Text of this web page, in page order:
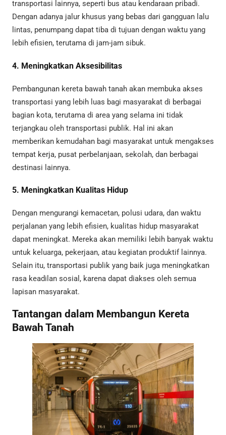
transportasi lainnya, seperti bus atau kendaraan pribadi.
Dengan adanya jalur khusus yang bebas dari gangguan lalu
lintas, penumpang dapat tiba di tujuan dengan waktu yang
lebih efisien, terutama di jam-jam sibuk.
4. Meningkatkan Aksesibilitas
Pembangunan kereta bawah tanah akan membuka akses
transportasi yang lebih luas bagi masyarakat di berbagai
bagian kota, terutama di area yang selama ini tidak
terjangkau oleh transportasi publik. Hal ini akan
memberikan kemudahan bagi masyarakat untuk mengakses
tempat kerja, pusat perbelanjaan, sekolah, dan berbagai
destinasi lainnya.
5. Meningkatkan Kualitas Hidup
Dengan mengurangi kemacetan, polusi udara, dan waktu
perjalanan yang lebih efisien, kualitas hidup masyarakat
dapat meningkat. Mereka akan memiliki lebih banyak waktu
untuk keluarga, pekerjaan, atau kegiatan produktif lainnya.
Selain itu, transportasi publik yang baik juga meningkatkan
rasa keadilan sosial, karena dapat diakses oleh semua
lapisan masyarakat.
Tantangan dalam Membangun Kereta
Bawah Tanah